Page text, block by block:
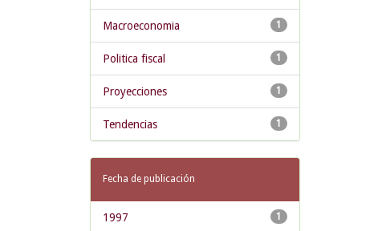
1
Macroeconomia
1
Politica fiscal
1
Proyecciones
1
Tendencias
Fecha de publicación
1
1997